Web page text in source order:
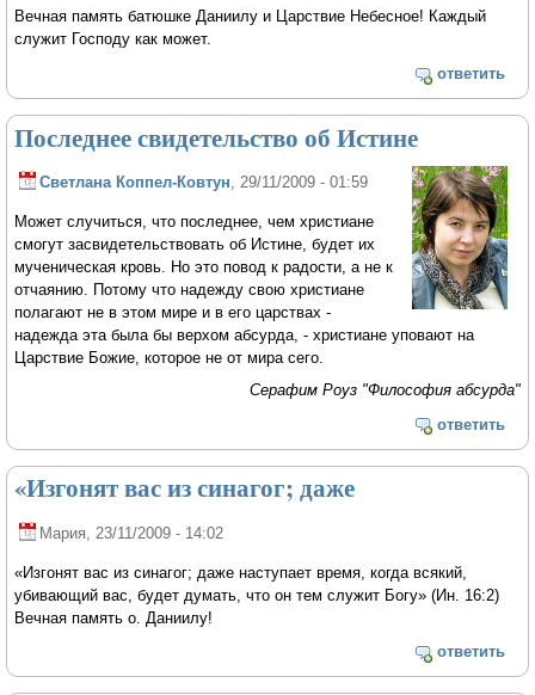
Вечная память батюшке Даниилу и Царствие Небесное! Каждый
служит Господу как может.
ответить
Последнее свидетельство об Истине
Светлана Коппел-Ковтун, 29/11/2009 - 01:59
Может случиться, что последнее, чем христиане
смогут засвидетельствовать об Истине, будет их
мученическая кровь. Но это повод к радости, а не к
отчаянию. Потому что надежду свою христиане
полагают не в этом мире и в его царствах -
надежда эта была бы верхом абсурда, - христиане уповают на
Царствие Божие, которое не от мира сего.
Серафим Роуз "Философия абсурда"
ответить
«Изгонят вас из синагог; даже
Мария , 23/11/2009 - 14:02
«Изгонят вас из синагог; даже наступает время, когда всякий,
убивающий вас, будет думать, что он тем служит Богу» (Ин. 16:2)
Вечная память о. Даниилу!
ответить